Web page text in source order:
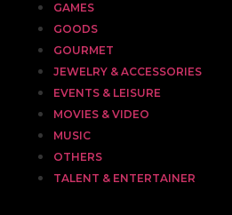
GAMES
GOODS
GOURMET
JEWELRY & ACCESSORIES
EVENTS & LEISURE
MOVIES & VIDEO
MUSIC
OTHERS
TALENT & ENTERTAINER